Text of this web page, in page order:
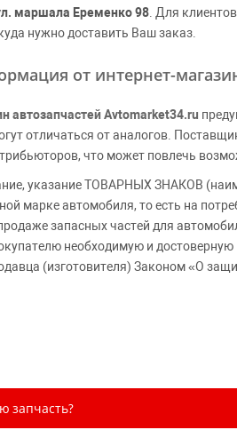
маршала Еременко 98 . Для
нужно доставить Ваш заказ.
от интернет-
автозапчастей Avtomarket34.ru
отличаться от аналогов.
что может повлечь
указание ТОВАРНЫХ ЗНАКОВ
марке автомобиля, то есть на
запасных частей для
необходимую и
(изготовителя) Законом «О
запчасть?